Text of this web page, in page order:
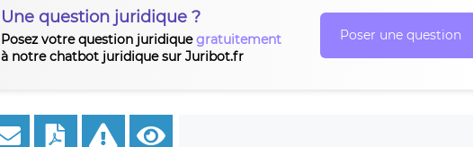
Une question juridique ?
Posez votre question juridiquegratuitement
à notre chatbot juridique sur Juribot.fr
Poser une question